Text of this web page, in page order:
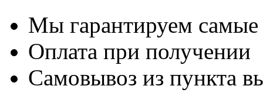
Мы гарантируем
Оплата при получении
Самовывоз из пункта